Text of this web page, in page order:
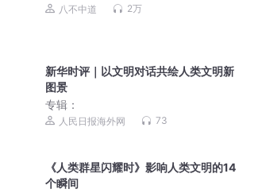
八不中道 2万
新华时评｜以文明对话共绘人类文明新
图景
专辑：
人民日报海外网 73
《人类群星闪耀时》影响人类文明的14
个瞬间